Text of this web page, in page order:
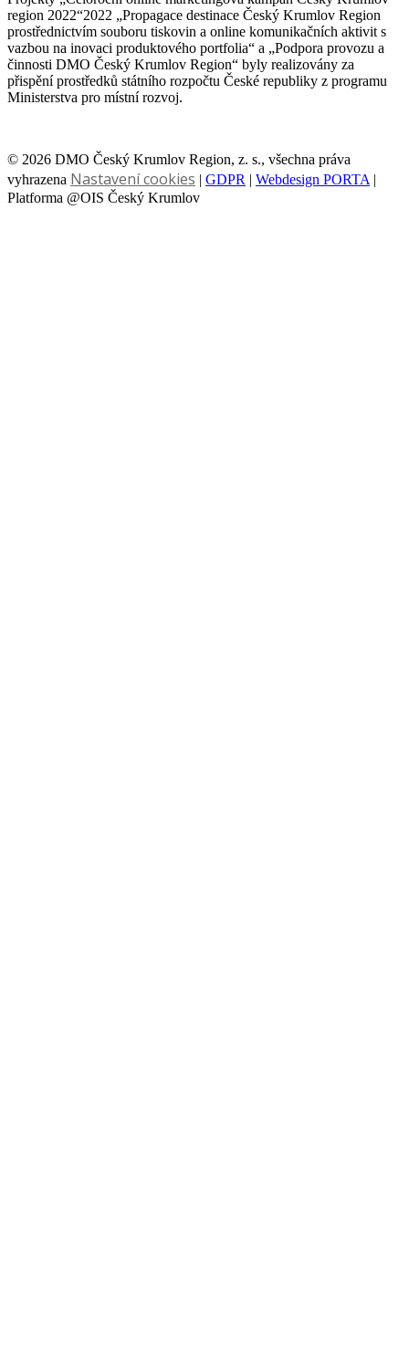
region 2022“2022 „Propagace destinace Český Krumlov Region
prostřednictvím souboru tiskovin a online komunikačních aktivit s
vazbou na inovaci produktového portfolia“ a „Podpora provozu a
činnosti DMO Český Krumlov Region“ byly realizovány za
přispění prostředků státního rozpočtu České republiky z programu
Ministerstva pro místní rozvoj.
© 2026 DMO Český Krumlov Region, z. s., všechna práva
vyhrazena Nastavení cookies | GDPR | Webdesign PORTA |
Platforma @OIS Český Krumlov